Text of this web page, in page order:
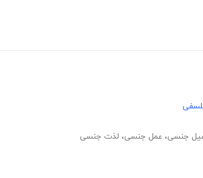
جنسی، عمل جنسی، لذت جنسی